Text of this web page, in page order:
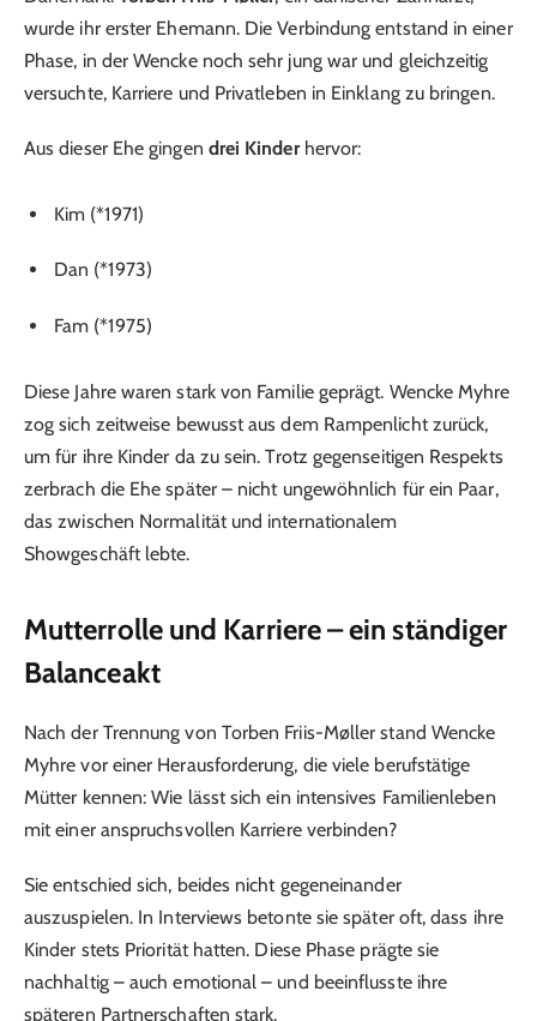
wurde ihr erster Ehemann. Die Verbindung entstand in einer
Phase, in der Wencke noch sehr jung war und gleichzeitig
versuchte, Karriere und Privatleben in Einklang zu bringen.
Aus dieser Ehe gingen drei Kinderhervor:
Kim (*1971)
Dan (*1973)
Fam (*1975)
Diese Jahre waren stark von Familie geprägt. Wencke Myhre
zog sich zeitweise bewusst aus dem Rampenlicht zurück,
um für ihre Kinder da zu sein. Trotz gegenseitigen Respekts
zerbrach die Ehe später – nicht ungewöhnlich für ein Paar,
das zwischen Normalität und internationalem
Showgeschäft lebte.
Mutterrolle und Karriere – ein ständiger
Balanceakt
Nach der Trennung von Torben Friis-Møller stand Wencke
Myhre vor einer Herausforderung, die viele berufstätige
Mütter kennen: Wie lässt sich ein intensives Familienleben
mit einer anspruchsvollen Karriere verbinden?
Sie entschied sich, beides nicht gegeneinander
auszuspielen. In Interviews betonte sie später oft, dass ihre
Kinder stets Priorität hatten. Diese Phase prägte sie
nachhaltig – auch emotional – und beeinflusste ihre
späteren Partnerschaften stark.